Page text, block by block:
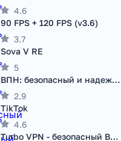
4.6
90 FPS + 120 FPS (v3.6)
3.7
Sova V RE
5
ВПН: безопасный и надежный VPN
2.9
TikTok
4.6
Turbo VPN - безопасный ВПН